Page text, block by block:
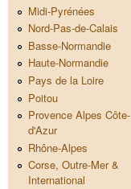
Midi-Pyrénées
Nord-Pas-de-Calais
Basse-Normandie
Haute-Normandie
Pays de la Loire
Poitou
Provence Alpes Côte-
d'Azur
Rhône-Alpes
Corse, Outre-Mer &
International